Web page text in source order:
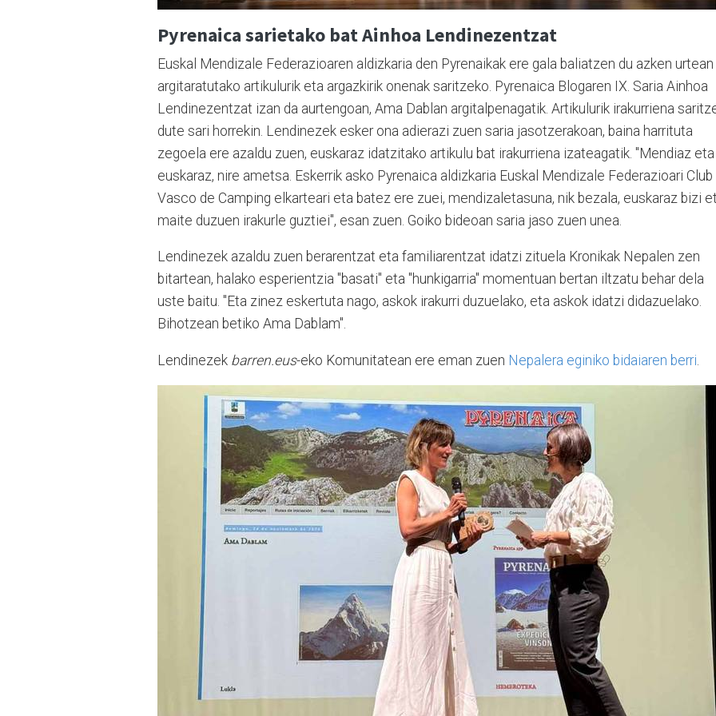
Pyrenaica sarietako bat Ainhoa Lendinezentzat
Euskal Mendizale Federazioaren aldizkaria den Pyrenaikak ere gala baliatzen du azken urtean
argitaratutako artikulurik eta argazkirik onenak saritzeko. Pyrenaica Blogaren IX. Saria Ainhoa
Lendinezentzat izan da aurtengoan, Ama Dablan argitalpenagatik. Artikulurik irakurriena
dute sari horrekin. Lendinezek esker ona adierazi zuen saria jasotzerakoan, baina harrituta
zegoela ere azaldu zuen, euskaraz idatzitako artikulu bat irakurriena izateagatik. "Mendiaz eta
euskaraz, nire ametsa. Eskerrik asko Pyrenaica aldizkaria Euskal Mendizale Federazioari Club
Vasco de Camping elkarteari eta batez ere zuei, mendizaletasuna, nik bezala, euskaraz bizi
maite duzuen irakurle guztiei", esan zuen. Goiko bideoan saria jaso zuen unea.
Lendinezek azaldu zuen berarentzat eta familiarentzat idatzi zituela Kronikak Nepalen zen
bitartean, halako esperientzia "basati" eta "hunkigarria" momentuan bertan iltzatu behar dela
uste baitu. "Eta zinez eskertuta nago, askok irakurri duzuelako, eta askok idatzi didazuelako.
Bihotzean betiko Ama Dablam".
Lendinezek barren.eus-eko Komunitatean ere eman zuen Nepalera eginiko bidaiaren berri